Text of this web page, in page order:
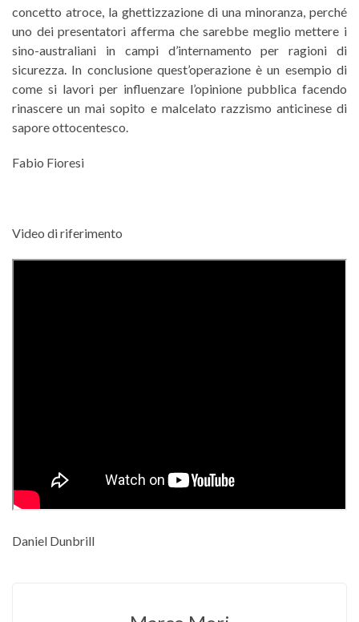
concetto atroce, la ghettizzazione di una minoranza, perché
uno dei presentatori afferma che sarebbe meglio mettere i
sino-australiani in campi d’internamento per ragioni di
sicurezza. In conclusione quest’operazione è un esempio di
come si lavori per influenzare l’opinione pubblica facendo
rinascere un mai sopito e malcelato razzismo anticinese di
sapore ottocentesco.
Fabio Fioresi
Video di riferimento
Daniel Dunbrill